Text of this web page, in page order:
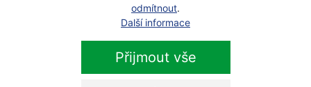
odmítnout.
Další informace
Přijmout vše
Newsletter